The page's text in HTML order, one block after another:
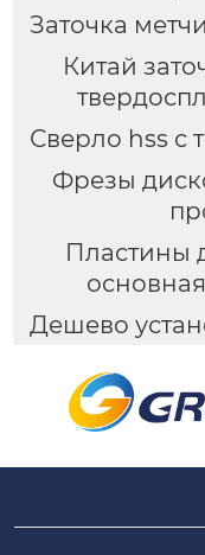
Заточка
Китай
Сверло hss с
Фрезы
Пластины
Дешево